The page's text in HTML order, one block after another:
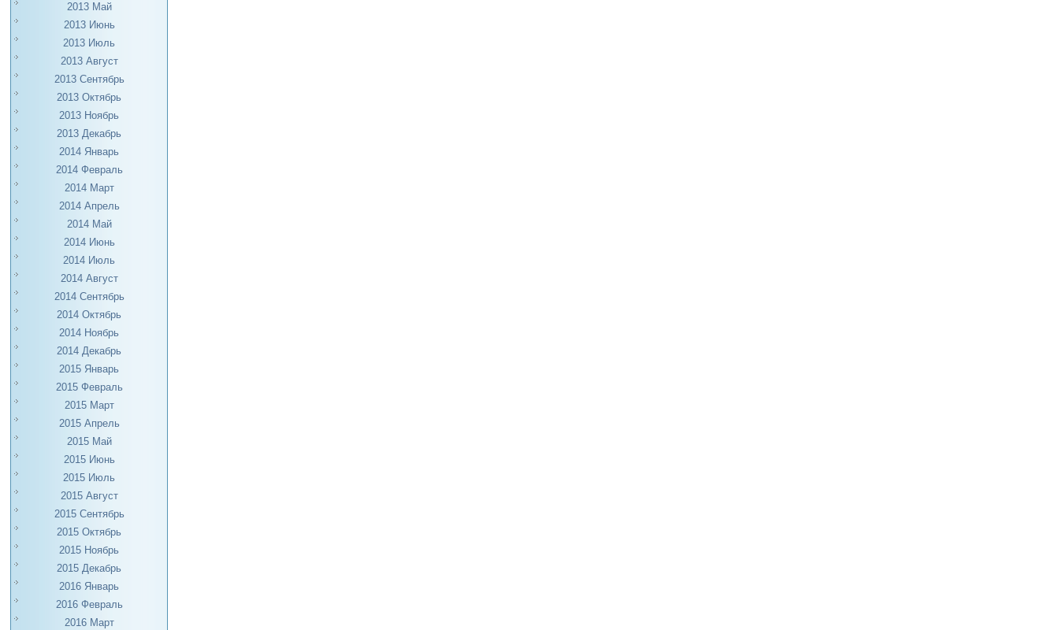
2013 Май
2013 Июнь
2013 Июль
2013 Август
2013 Сентябрь
2013 Октябрь
2013 Ноябрь
2013 Декабрь
2014 Январь
2014 Февраль
2014 Март
2014 Апрель
2014 Май
2014 Июнь
2014 Июль
2014 Август
2014 Сентябрь
2014 Октябрь
2014 Ноябрь
2014 Декабрь
2015 Январь
2015 Февраль
2015 Март
2015 Апрель
2015 Май
2015 Июнь
2015 Июль
2015 Август
2015 Сентябрь
2015 Октябрь
2015 Ноябрь
2015 Декабрь
2016 Январь
2016 Февраль
2016 Март